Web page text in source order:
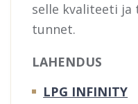
selle kvaliteeti ja
tunnet.
LAHENDUS
LPG INFINITY